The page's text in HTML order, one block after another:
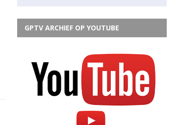
GPTV ARCHIEF OP YOUTUBE